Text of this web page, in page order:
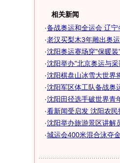
相关新闻
·备战奥运和全运会 辽宁
·老汉买梨木3年雕出奥
·沈阳奥运赛场穿"保暖
·沈阳举办"北京奥运与
·沈阳棋盘山冰雪大世界
·沈阳军区体工队备战奥
·沈阳田径选手破世界青
·看新闻受启发 沈阳农民
·沈阳举办旅游景区讲解
·城运会400米混合泳夺